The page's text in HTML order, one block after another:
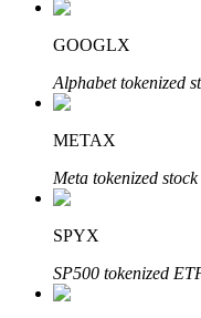
Otomatik Yatırım
Uzun vadeli kâr ve
GOOGLX
Alphabet tokenized
METAX
Meta tokenized
SPYX
SP500 tokenized